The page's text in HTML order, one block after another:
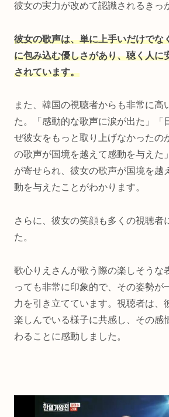
彼女の実力が改めて認識されるきっ
彼女の歌声は、単に上手いだけでな
に包み込む優しさがあり、聴く人に
されています。
また、韓国の視聴者からも非常に高
た。「感動的な歌声に涙が出た」「
ぜ彼女をもっと取り上げなかったの
の歌声が国境を越えて感動を与えた
が寄せられ、彼女の歌声が国境を越
動を与えたことがわかります。
さらに、彼女の笑顔も多くの視聴者
た。
歌心りえさんが歌う際の楽しそうな
っても非常に印象的で、その姿勢が
力を引き立てています。視聴者は、
楽しんでいる様子に共感し、その感
わることに感動しました。